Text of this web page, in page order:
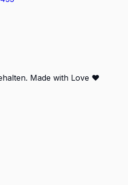
Made with Love ❤️